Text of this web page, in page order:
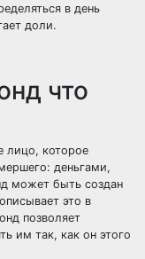
в день
доли.
что
лицо, которое
деньгами,
может быть создан
это в
позволяет
им так, как он этого